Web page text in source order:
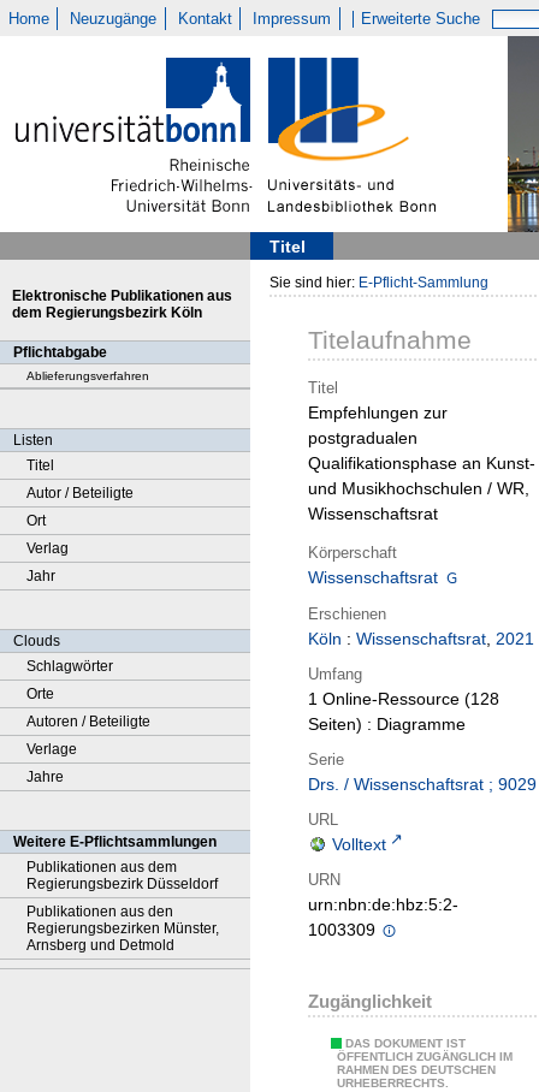
Home Neuzugänge Kontakt Impressum Erweiterte Suche
Titel
Elektronische Publikationen aus
dem Regierungsbezirk Köln
Pflichtabgabe
Ablieferungsverfahren
Listen
Titel
Autor / Beteiligte
Ort
Verlag
Jahr
Clouds
Schlagwörter
Orte
Autoren / Beteiligte
Verlage
Jahre
Weitere E-Pflichtsammlungen
Publikationen aus dem
Regierungsbezirk Düsseldorf
Publikationen aus den
Regierungsbezirken Münster,
Arnsberg und Detmold
Sie sind hier: E-Pflicht-Sammlung
Titelaufnahme
Titel
Empfehlungen zur
postgradualen
Qualifikationsphase an Kunst-
und Musikhochschulen / WR,
Wissenschaftsrat
Körperschaft
Wissenschaftsrat
Erschienen
Köln : Wissenschaftsrat, 2021
Umfang
1 Online-Ressource (128
Seiten) : Diagramme
Serie
Drs. / Wissenschaftsrat ; 9029
URL
Volltext
URN
urn:nbn:de:hbz:5:2-
1003309
Zugänglichkeit
DAS DOKUMENT IST
ÖFFENTLICH ZUGÄNGLICH IM
RAHMEN DES DEUTSCHEN
URHEBERRECHTS.